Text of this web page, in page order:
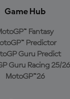
Game Hub
Fantasy
Predictor
Guru Predict
Guru Racing 25/26
MotoGP™26